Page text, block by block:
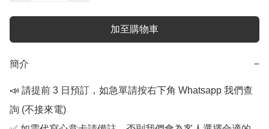
加至購物車
簡介 −
📣 請提前 3 日預訂，如急單請按右下角 Whatsapp 我們查
詢 (不接來電)